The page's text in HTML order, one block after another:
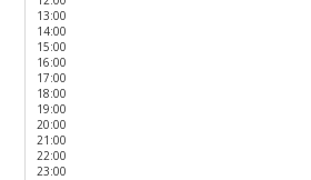
13:00
14:00
15:00
16:00
17:00
18:00
19:00
20:00
21:00
22:00
23:00